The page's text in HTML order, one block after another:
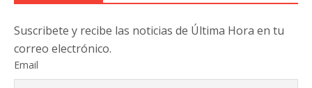
Suscribete y recibe las noticias de Última Hora en tu
correo electrónico.
Email